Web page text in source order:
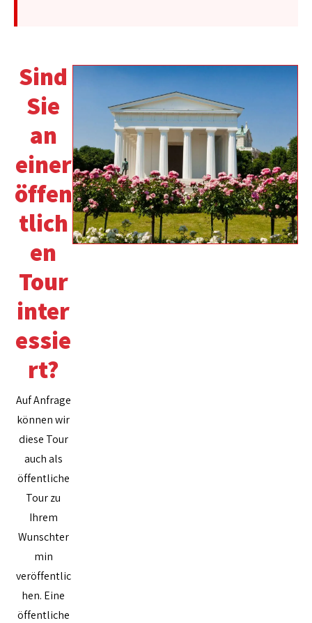
Sind
Sie
an
einer
öffen
tlich
en
Tour
inter
essie
rt?
Auf Anfrage
können wir
diese Tour
auch als
öffentliche
Tour zu
Ihrem
Wunschter
min
veröffentlic
hen. Eine
öffentliche